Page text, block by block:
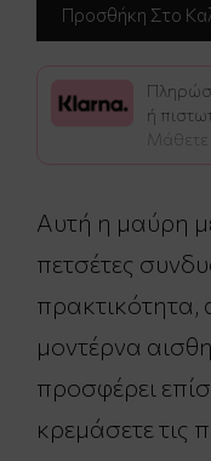
ή
Μάθετε
Αυτή η μαύρη
πετσέτες
πρακτικότητα,
μοντέρνα
προσφέρει
κρεμάσετε τις